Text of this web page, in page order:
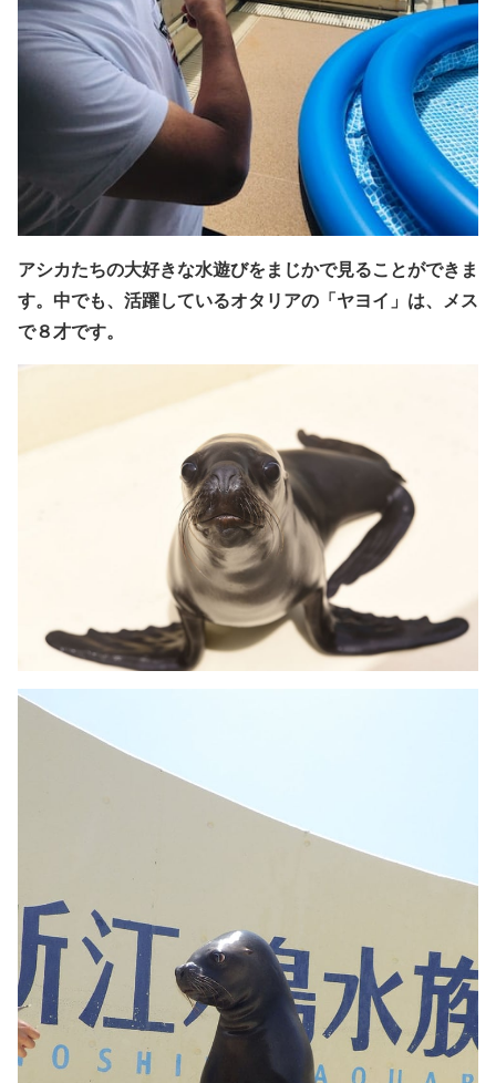
アシカたちの大好きな水遊びをまじかで見ることができま
す。 中でも、活躍しているオタリアの「ヤヨイ」は、 メス
で８才です。